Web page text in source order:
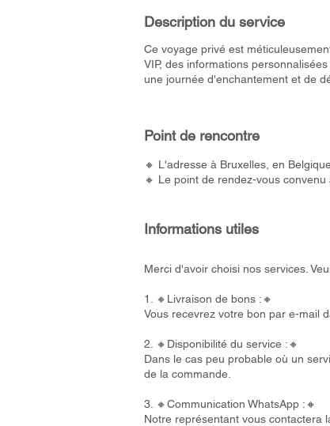
Description du service
Ce voyage privé est
VIP, des informations
une journée d'enchantement et de
Point de rencontre
🔸 L'adresse à Bruxelles, en
🔸 Le point de rendez-vous
Informations utiles
Merci d'avoir choisi nos services.
1. 🔸Livraison de bons :🔸
Vous recevrez votre bon par e-mail
2. 🔸Disponibilité du service :🔸
Dans le cas peu probable où un
de la commande.
3. 🔸Communication WhatsApp :🔸
Notre représentant vous contactera